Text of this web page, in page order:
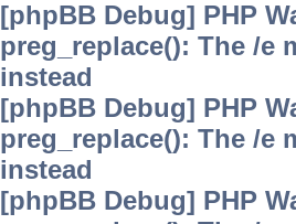
[phpBB Debug] PHP
preg_replace(): The /e
instead
[phpBB Debug] PHP
preg_replace(): The /e
instead
[phpBB Debug] PHP